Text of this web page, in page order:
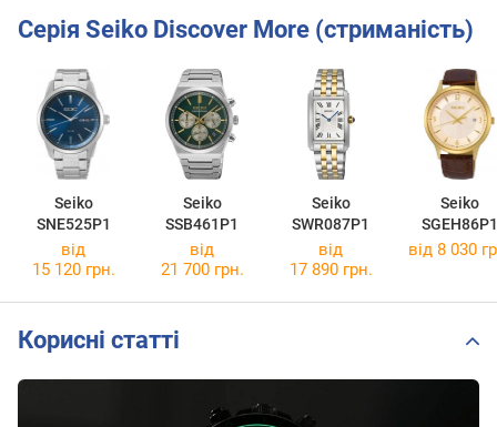
Серія Seiko Discover More (стриманість)
Seiko
SNE525P1
Seiko
SSB461P1
Seiko
SWR087P1
Seiko
SGEH86P1
від
15 120 грн.
від
21 700 грн.
від
17 890 грн.
від 8 030
Корисні статті